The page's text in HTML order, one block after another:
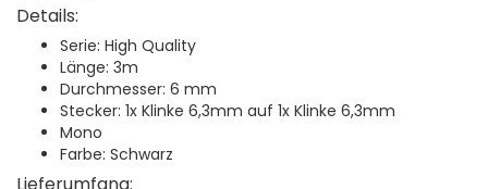
Details:
Serie: High Quality
Länge: 3m
Durchmesser: 6 mm
Stecker: 1x Klinke 6,3mm auf 1x Klinke 6,3mm
Mono
Farbe: Schwarz